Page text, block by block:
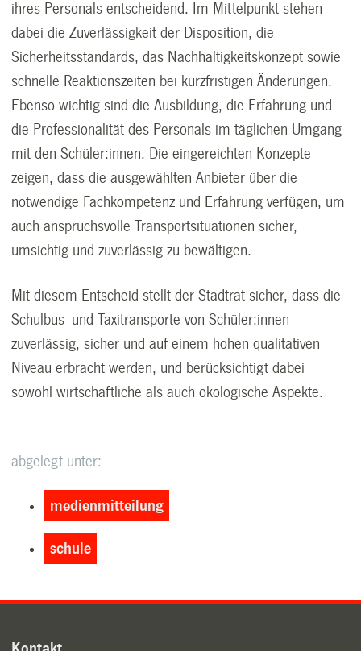
ihres Personals entscheidend. Im Mittelpunkt stehen
dabei die Zuverlässigkeit der Disposition, die
Sicherheitsstandards, das Nachhaltigkeitskonzept sowie
schnelle Reaktionszeiten bei kurzfristigen Änderungen.
Ebenso wichtig sind die Ausbildung, die Erfahrung und
die Professionalität des Personals im täglichen Umgang
mit den Schüler:innen. Die eingereichten Konzepte
zeigen, dass die ausgewählten Anbieter über die
notwendige Fachkompetenz und Erfahrung verfügen, um
auch anspruchsvolle Transportsituationen sicher,
umsichtig und zuverlässig zu bewältigen.
Mit diesem Entscheid stellt der Stadtrat sicher, dass die
Schulbus- und Taxitransporte von Schüler:innen
zuverlässig, sicher und auf einem hohen qualitativen
Niveau erbracht werden, und berücksichtigt dabei
sowohl wirtschaftliche als auch ökologische Aspekte.
abgelegt unter:
medienmitteilung
schule